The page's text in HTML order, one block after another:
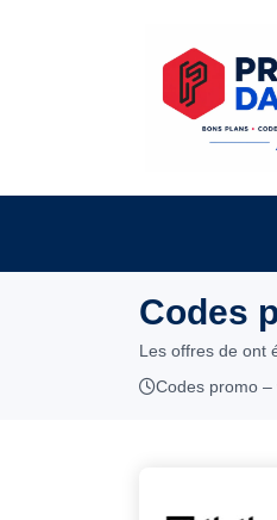
Codes
Les offres de ont
Codes promo